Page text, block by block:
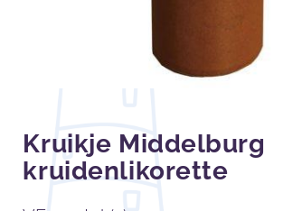
Kruikje Middelburg
kruidenlikorette